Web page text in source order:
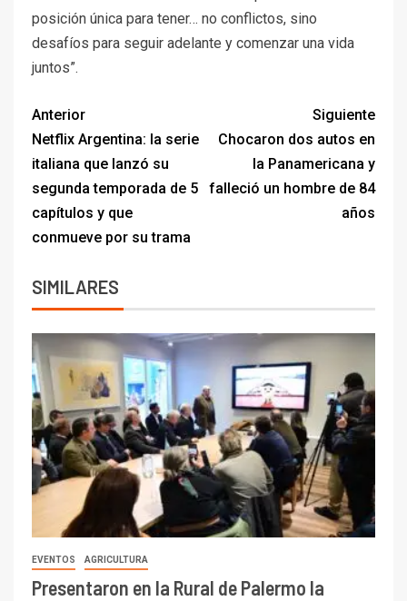
posición única para tener… no conflictos, sino
desafíos para seguir adelante y comenzar una vida
juntos”.
Anterior
Netflix Argentina: la serie
italiana que lanzó su
segunda temporada de 5
capítulos y que
conmueve por su trama
Siguiente
Chocaron dos autos en
la Panamericana y
falleció un hombre de 84
años
SIMILARES
EVENTOS AGRICULTURA
Presentaron en la Rural de Palermo la